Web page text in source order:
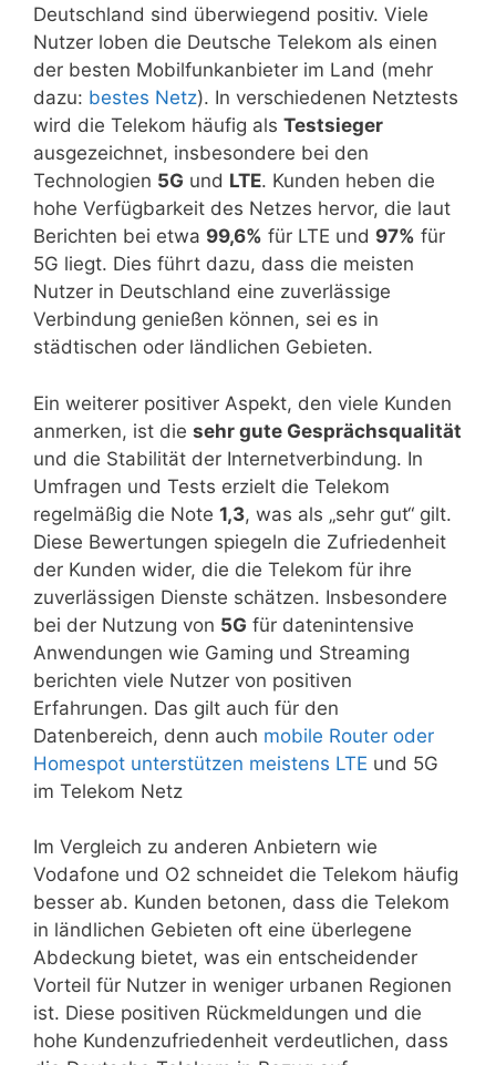
Deutschland sind überwiegend positiv. Viele
Nutzer loben die Deutsche Telekom als einen
der besten Mobilfunkanbieter im Land (mehr
dazu: bestes Netz). In verschiedenen Netztests
wird die Telekom häufig als Testsieger
ausgezeichnet, insbesondere bei den
Technologien 5G und LTE. Kunden heben die
hohe Verfügbarkeit des Netzes hervor, die laut
Berichten bei etwa 99,6% für LTE und 97% für
5G liegt. Dies führt dazu, dass die meisten
Nutzer in Deutschland eine zuverlässige
Verbindung genießen können, sei es in
städtischen oder ländlichen Gebieten.
Ein weiterer positiver Aspekt, den viele Kunden
anmerken, ist die sehr gute Gesprächsqualität
und die Stabilität der Internetverbindung. In
Umfragen und Tests erzielt die Telekom
regelmäßig die Note 1,3, was als „sehr gut“ gilt.
Diese Bewertungen spiegeln die Zufriedenheit
der Kunden wider, die die Telekom für ihre
zuverlässigen Dienste schätzen. Insbesondere
bei der Nutzung von 5G für datenintensive
Anwendungen wie Gaming und Streaming
berichten viele Nutzer von positiven
Erfahrungen. Das gilt auch für den
Datenbereich, denn auch mobile Router oder
Homespot unterstützen meistens LTE und 5G
im Telekom Netz
Im Vergleich zu anderen Anbietern wie
Vodafone und O2 schneidet die Telekom häufig
besser ab. Kunden betonen, dass die Telekom
in ländlichen Gebieten oft eine überlegene
Abdeckung bietet, was ein entscheidender
Vorteil für Nutzer in weniger urbanen Regionen
ist. Diese positiven Rückmeldungen und die
hohe Kundenzufriedenheit verdeutlichen, dass